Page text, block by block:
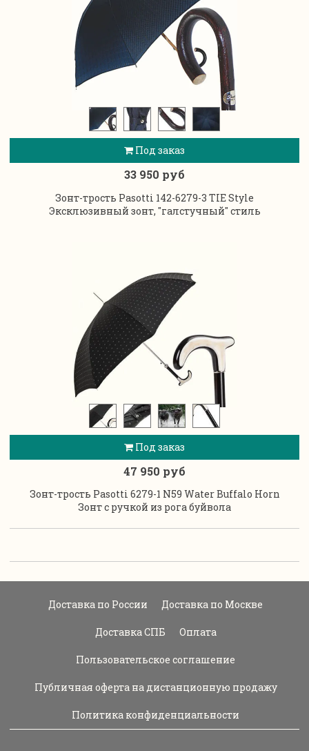
Под заказ
33 950 руб
Зонт-трость Pasotti 142-6279-3 TIE Style
Эксклюзивный зонт, "галстучный" стиль
Под заказ
47 950 руб
Зонт-трость Pasotti 6279-1 N59 Water Buffalo Horn
Зонт с ручкой из рога буйвола
Доставка по России Доставка по Москве
Доставка СПБ Оплата
Пользовательское соглашение
Публичная оферта на дистанционную продажу
Политика конфиденциальности